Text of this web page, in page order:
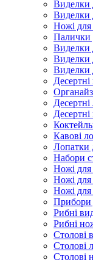
Виделки
Виделки
Ножі для
Палички
Виделки
Виделки
Виделки
Десертні
Кавові
Лопатки
Набори
Ножі для
Ножі для
Ножі для
Прибори
Рибні
Рибні
Столові
Столові
Столові